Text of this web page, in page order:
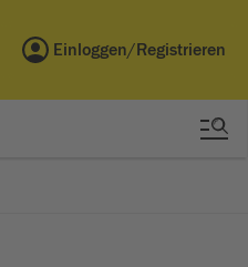
Einloggen/Registrieren